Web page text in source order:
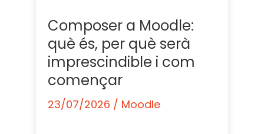
Composer a Moodle:
què és, per què serà
imprescindible i com
començar
23/07/2026 / Moodle